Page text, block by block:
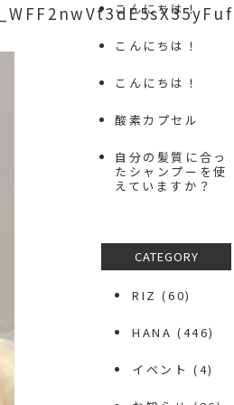
こんにちは！
こんにちは！
こんにちは！
酸素カプセル
自分の髪質に合っ
たシャンプーを使
えていますか？
CATEGORY
RIZ (60)
HANA (446)
イベント (4)